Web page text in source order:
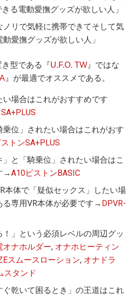
る電動愛撫グッズが欲しい人」
ノリで気軽に携帯できてそして気
愛撫グッズが欲しい人」
型である『 U.F.O. TW』ではな
』が最適でオススメである。
い場合はこれがおすすめです
乗位」されたい場合はこれがおす
トンSA+PLUS
」と「騎乗位」されたい場合はこ
→A10ピストンBASIC
本体で「疑似セックス」したい場
る専用VR本体が必要です→ DPVR-
！」という必須レベルの周辺グッ
オナホルダー, オナホヒーティン
スムースローション, オナドラ
スタンド
ぐ乾いて困るとき」の王道はこれ